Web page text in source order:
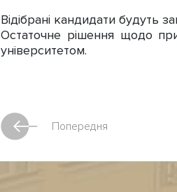
Відібрані кандидати будуть
Остаточне рішення щодо
університетом.
Попередня